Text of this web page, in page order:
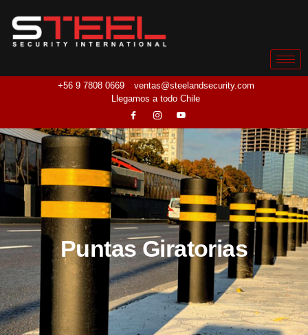
+56 9 7808 0669
ventas@steelandsecurity.com
Llegamos a todo Chile
Puntas Giratorias